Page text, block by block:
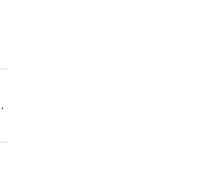
balcony, fence